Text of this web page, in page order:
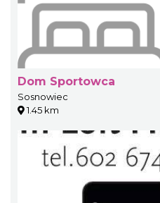
Dom Sportowca
Sosnowiec
1.45 km